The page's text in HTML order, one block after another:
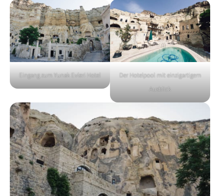
Eingang zum Yunak Evleri Hotel
Der Hotelpool mit einzigartigem
Ausblick